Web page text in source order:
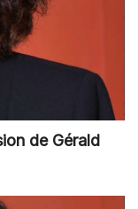
de Gérald